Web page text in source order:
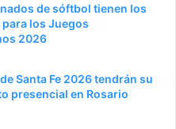
de sóftbol tienen los
los Juegos
2026
Santa Fe 2026 tendrán su
presencial en Rosario